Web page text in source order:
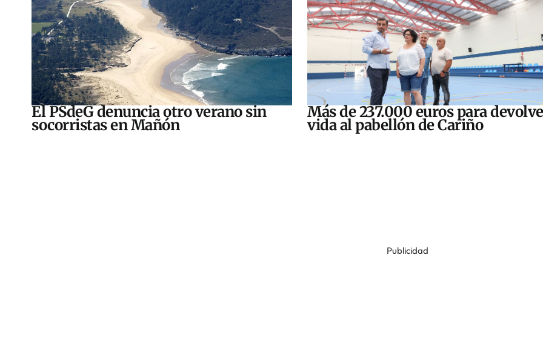
El PSdeG denuncia otro verano sin
socorristas en Mañón
Más de 237.000 euros para
vida al pabellón de Cariño
Publicidad